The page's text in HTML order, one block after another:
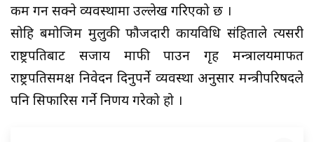
कम गर्न सक्ने व्यवस्थामा उल्लेख गरिएको छ ।
सोहि बमोजिम मुलुकी फौजदारी कार्यविधि संहिताले त्यसरी
राष्ट्रपतिबाट सजाय माफी पाउन गृह मन्त्रालयमार्फत
राष्ट्रपतिसमक्ष निवेदन दिनुपर्ने व्यवस्था अनुसार मन्त्रीपरिषदले
पनि सिफारिस गर्ने निर्णय गरेको हो ।